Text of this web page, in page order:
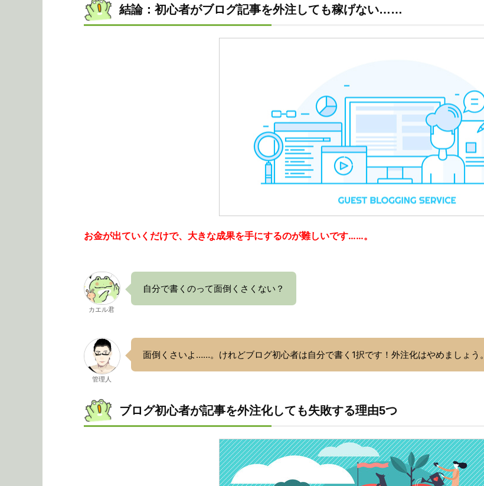
結論：初心者がブログ記事を外注しても稼げない……
お金が出ていくだけで、大きな成果を手にするのが難しいです……。
カエル君
自分で書くのって面倒くさくない？
管理人
面倒くさいよ……。けれどブログ初心者は自分で書く1択です！外注化はやめましょう。
ブログ初心者が記事を外注化しても失敗する理由5つ